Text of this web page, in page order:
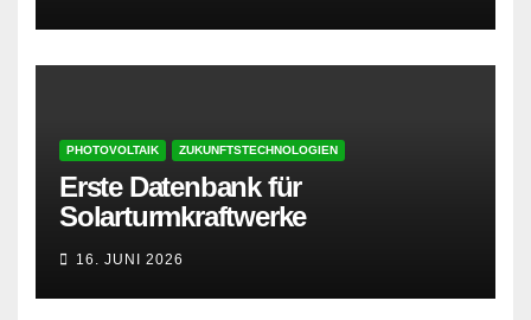
PHOTOVOLTAIK ZUKUNFTSTECHNOLOGIEN
Erste Datenbank für
Solarturmkraftwerke
16. JUNI 2026